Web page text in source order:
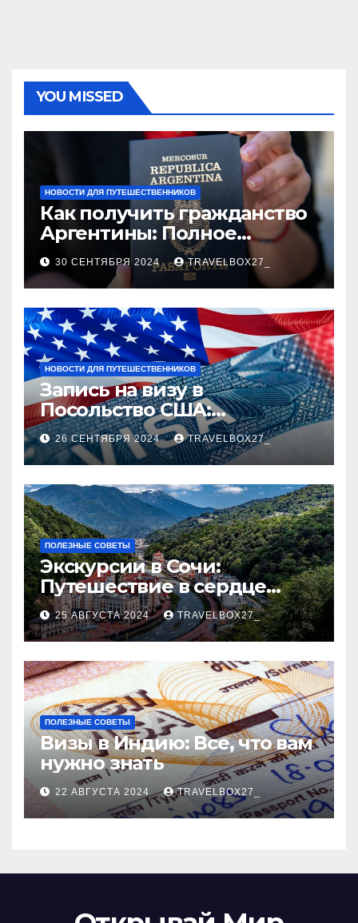
YOU MISSED
НОВОСТИ ДЛЯ ПУТЕШЕСТВЕННИКОВ
Как получить гражданство
Аргентины: Полное
руководство
30 СЕНТЯБРЯ 2024 TRAVELBOX27_
НОВОСТИ ДЛЯ ПУТЕШЕСТВЕННИКОВ
Запись на визу в
Посольство США:
Пошаговое руководство
26 СЕНТЯБРЯ 2024 TRAVELBOX27_
ПОЛЕЗНЫЕ СОВЕТЫ
Экскурсии в Сочи:
Путешествие в сердце
Черноморского курорта
25 АВГУСТА 2024 TRAVELBOX27_
ПОЛЕЗНЫЕ СОВЕТЫ
Визы в Индию: Все, что вам
нужно знать
22 АВГУСТА 2024 TRAVELBOX27_